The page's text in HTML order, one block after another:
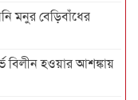
মনুর বেড়িবাঁধের
বিলীন হওয়ার আশঙ্কায়